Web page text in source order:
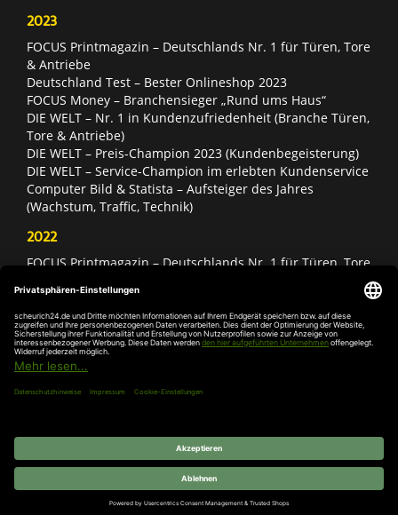
2023
FOCUS Printmagazin – Deutschlands Nr. 1 für Türen, Tore
& Antriebe
Deutschland Test – Bester Onlineshop 2023
FOCUS Money – Branchensieger „Rund ums Haus“
DIE WELT – Nr. 1 in Kundenzufriedenheit (Branche Türen,
Tore & Antriebe)
DIE WELT – Preis-Champion 2023 (Kundenbegeisterung)
DIE WELT – Service-Champion im erlebten Kundenservice
Computer Bild & Statista – Aufsteiger des Jahres
(Wachstum, Traffic, Technik)
2022
FOCUS Printmagazin – Deutschlands Nr. 1 für Türen, Tore
Deutschland Test – Bester Onlineshop 2022
FOCUS Money – Branchensieger „Rund ums Haus“
DIE WELT – Service-Champion im erlebten Kundenservice
DIE WELT – Branchengewinner Gold-Rang (Türen, Tore &
Antriebe)
© 2026 SCHEURICH GmbH